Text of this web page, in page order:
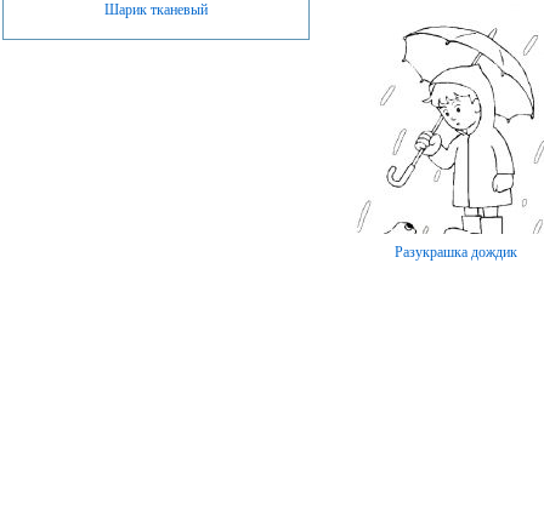
Шарик тканевый
Разукрашка дождик